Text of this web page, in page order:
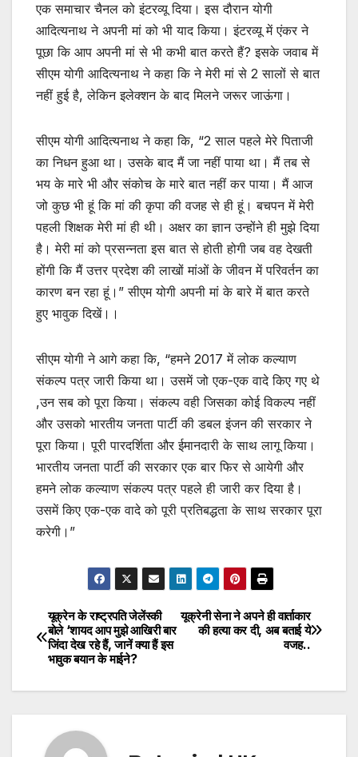
एक समाचार चैनल को इंटरव्यू दिया। इस दौरान योगी
आदित्यनाथ ने अपनी मां को भी याद किया। इंटरव्यू में एंकर ने
पूछा कि आप अपनी मां से भी कभी बात करते हैं? इसके जवाब में
सीएम योगी आदित्यनाथ ने कहा कि ने मेरी मां से 2 सालों से बात
नहीं हुई है, लेकिन इलेक्शन के बाद मिलने जरूर जाऊंगा।
सीएम योगी आदित्यनाथ ने कहा कि, “2 साल पहले मेरे पिताजी
का निधन हुआ था। उसके बाद मैं जा नहीं पाया था। मैं तब से
भय के मारे भी और संकोच के मारे बात नहीं कर पाया। मैं आज
जो कुछ भी हूं कि मां की कृपा की वजह से ही हूं। बचपन में मेरी
पहली शिक्षक मेरी मां ही थी। अक्षर का ज्ञान उन्होंने ही मुझे दिया
है। मेरी मां को प्रसन्नता इस बात से होती होगी जब वह देखती
होंगी कि मैं उत्तर प्रदेश की लाखों मांओं के जीवन में परिवर्तन का
कारण बन रहा हूं।” सीएम योगी अपनी मां के बारे में बात करते
हुए भावुक दिखें।।
सीएम योगी ने आगे कहा कि, “हमने 2017 में लोक कल्याण
संकल्प पत्र जारी किया था। उसमें जो एक-एक वादे किए गए थे
,उन सब को पूरा किया। संकल्प वही जिसका कोई विकल्प नहीं
और उसको भारतीय जनता पार्टी की डबल इंजन की सरकार ने
पूरा किया। पूरी पारदर्शिता और ईमानदारी के साथ लागू किया।
भारतीय जनता पार्टी की सरकार एक बार फिर से आयेगी और
हमने लोक कल्याण संकल्प पत्र पहले ही जारी कर दिया है।
उसमें किए एक-एक वादे को पूरी प्रतिबद्धता के साथ सरकार पूरा
करेगी।”
Post
navigation
यूक्रेनी सेना ने अपने ही वार्ताकार
की हत्या कर दी, अब बताई ये
वजह..
यूक्रेन के राष्ट्रपति जेलेंस्की
बोले ‘शायद आप मुझे आखिरी बार
जिंदा देख रहे हैं, जानें क्या हैं इस
भावुक बयान के माईने?